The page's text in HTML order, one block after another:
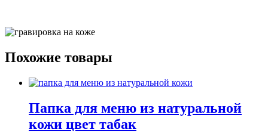
Похожие товары
Папка для меню из натуральной
кожи цвет табак